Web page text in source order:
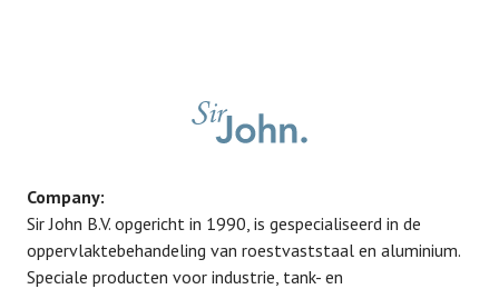
Company:
Sir John B.V. opgericht in 1990, is gespecialiseerd in de
oppervlaktebehandeling van roestvaststaal en aluminium.
Speciale producten voor industrie, tank- en